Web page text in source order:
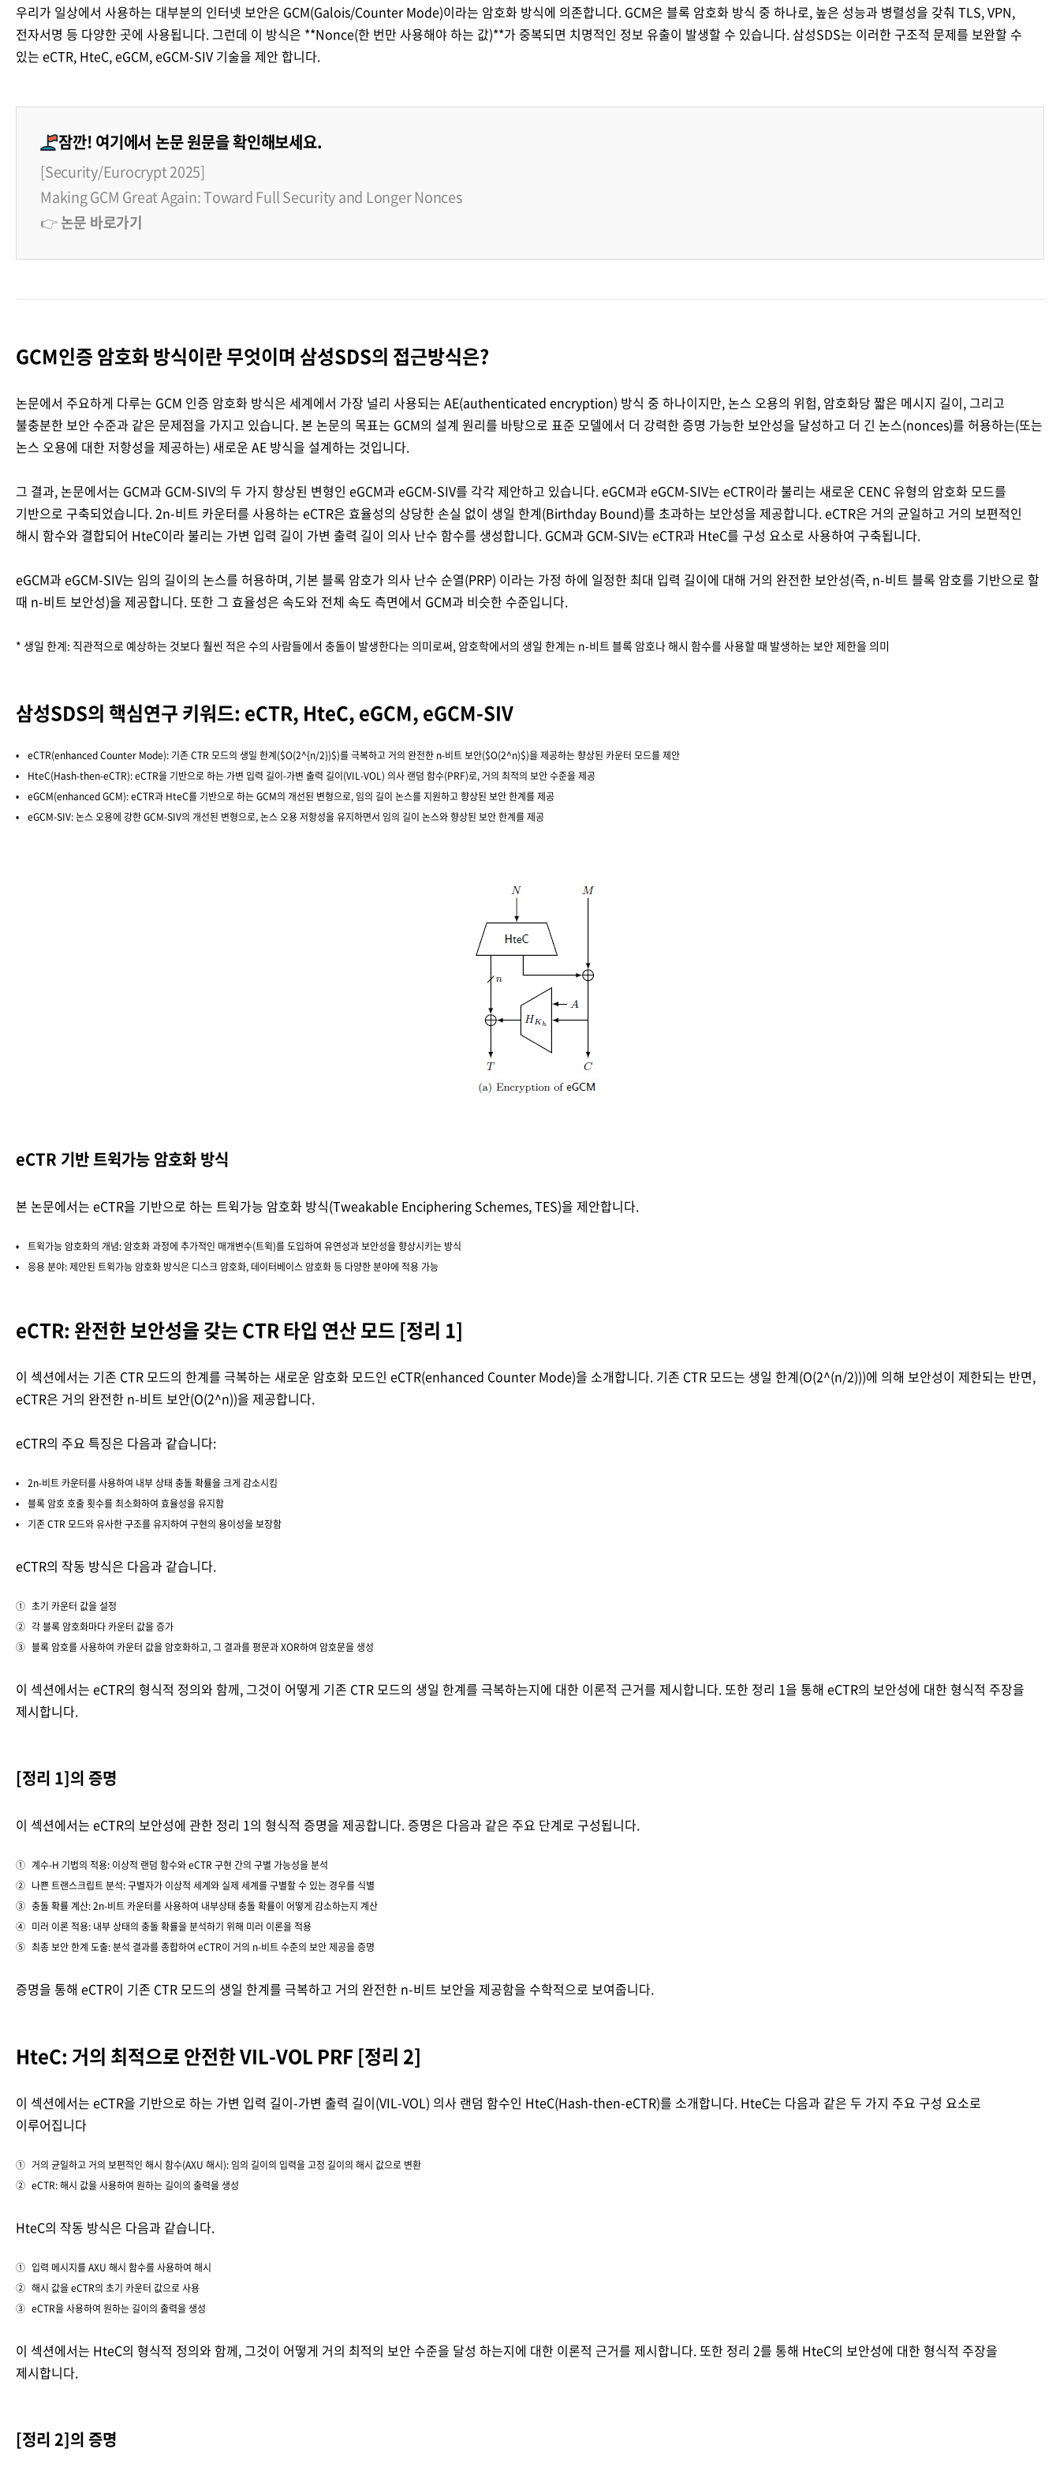
생성형 AI
AI 업무혁신
Samsung Cloud Platform
매니지드 서비스
GDC (Global Development Center)
업무 자동화
엔터프라이즈 애플리케이션
디지털 전환 서비스
디지털 전환 진단
디지털 금융
디지털 물류 혁신 스토리
글로벌 공급망
비전
CEO 소개
Awards & Recognition
재무정보
IR 행사 & 실적발표
FAQ
ESG 경영체계
환경/에너지 경영
동반성장
이슈와 팩트
미디어 갤러리
우리가 일상에서 사용하는 대부분의 인터넷 보안은 GCM(Galois/Counter Mode)이라는 암호화 방식에 의존합니다. GCM은 블록 암호화 방식 중 하나로, 높은 성능과 병렬성을 갖춰 TLS, VPN,
전자서명 등 다양한 곳에 사용됩니다. 그런데 이 방식은 **Nonce(한 번만 사용해야 하는 값)**가 중복되면 치명적인 정보 유출이 발생할 수 있습니다. 삼성SDS는 이러한 구조적 문제를 보완할 수
있는 eCTR, HteC, eGCM, eGCM-SIV 기술을 제안 합니다.
잠깐! 여기에서 논문 원문을 확인해보세요.
[Security/Eurocrypt 2025]
Making GCM Great Again: Toward Full Security and Longer Nonces
👉논문 바로가기
GCM인증 암호화 방식이란 무엇이며 삼성SDS의 접근방식은?
논문에서 주요하게 다루는 GCM 인증 암호화 방식은 세계에서 가장 널리 사용되는 AE(authenticated encryption) 방식 중 하나이지만, 논스 오용의 위험, 암호화당 짧은 메시지 길이, 그리고
불충분한 보안 수준과 같은 문제점을 가지고 있습니다. 본 논문의 목표는 GCM의 설계 원리를 바탕으로 표준 모델에서 더 강력한 증명 가능한 보안성을 달성하고 더 긴 논스(nonces)를 허용하는(또는
논스 오용에 대한 저항성을 제공하는) 새로운 AE 방식을 설계하는 것입니다.
그 결과, 논문에서는 GCM과 GCM-SIV의 두 가지 향상된 변형인 eGCM과 eGCM-SIV를 각각 제안하고 있습니다. eGCM과 eGCM-SIV는 eCTR이라 불리는 새로운 CENC 유형의 암호화 모드를
기반으로 구축되었습니다. 2n-비트 카운터를 사용하는 eCTR은 효율성의 상당한 손실 없이 생일 한계(Birthday Bound)를 초과하는 보안성을 제공합니다. eCTR은 거의 균일하고 거의 보편적인
해시 함수와 결합되어 HteC이라 불리는 가변 입력 길이 가변 출력 길이 의사 난수 함수를 생성합니다. GCM과 GCM-SIV는 eCTR과 HteC를 구성 요소로 사용하여 구축됩니다.
eGCM과 eGCM-SIV는 임의 길이의 논스를 허용하며, 기본 블록 암호가 의사 난수 순열(PRP) 이라는 가정 하에 일정한 최대 입력 길이에 대해 거의 완전한 보안성(즉, n-비트 블록 암호를 기반으로 할
때 n-비트 보안성)을 제공합니다. 또한 그 효율성은 속도와 전체 속도 측면에서 GCM과 비슷한 수준입니다.
* 생일 한계: 직관적으로 예상하는 것보다 훨씬 적은 수의 사람들에서 충돌이 발생한다는 의미로써, 암호학에서의 생일 한계는 n-비트 블록 암호나 해시 함수를 사용할 때 발생하는 보안 제한을 의미
삼성SDS의 핵심연구 키워드: eCTR, HteC, eGCM, eGCM-SIV
eCTR(enhanced Counter Mode): 기존 CTR 모드의 생일 한계($O(2^{n/2})$)를 극복하고 거의 완전한 n-비트 보안($O(2^n)$)을 제공하는 향상된 카운터 모드를 제안
HteC(Hash-then-eCTR): eCTR을 기반으로 하는 가변 입력 길이-가변 출력 길이(VIL-VOL) 의사 랜덤 함수(PRF)로, 거의 최적의 보안 수준을 제공
eGCM(enhanced GCM): eCTR과 HteC를 기반으로 하는 GCM의 개선된 변형으로, 임의 길이 논스를 지원하고 향상된 보안 한계를 제공
eGCM-SIV: 논스 오용에 강한 GCM-SIV의 개선된 변형으로, 논스 오용 저항성을 유지하면서 임의 길이 논스와 향상된 보안 한계를 제공
eCTR 기반 트윅가능 암호화 방식
본 논문에서는 eCTR을 기반으로 하는 트윅가능 암호화 방식(Tweakable Enciphering Schemes, TES)을 제안합니다.
트윅가능 암호화의 개념: 암호화 과정에 추가적인 매개변수(트윅)를 도입하여 유연성과 보안성을 향상시키는 방식
응용 분야: 제안된 트윅가능 암호화 방식은 디스크 암호화, 데이터베이스 암호화 등 다양한 분야에 적용 가능
eCTR: 완전한 보안성을 갖는 CTR 타입 연산 모드 [정리 1]
이 섹션에서는 기존 CTR 모드의 한계를 극복하는 새로운 암호화 모드인 eCTR(enhanced Counter Mode)을 소개합니다. 기존 CTR 모드는 생일 한계(O(2^(n/2)))에 의해 보안성이 제한되는 반면,
eCTR은 거의 완전한 n-비트 보안(O(2^n))을 제공합니다.
eCTR의 주요 특징은 다음과 같습니다:
2n-비트 카운터를 사용하여 내부 상태 충돌 확률을 크게 감소시킴
블록 암호 호출 횟수를 최소화하여 효율성을 유지함
기존 CTR 모드와 유사한 구조를 유지하여 구현의 용이성을 보장함
eCTR의 작동 방식은 다음과 같습니다.
초기 카운터 값을 설정
각 블록 암호화마다 카운터 값을 증가
블록 암호를 사용하여 카운터 값을 암호화하고, 그 결과를 평문과 XOR하여 암호문을 생성
이 섹션에서는 eCTR의 형식적 정의와 함께, 그것이 어떻게 기존 CTR 모드의 생일 한계를 극복하는지에 대한 이론적 근거를 제시합니다. 또한 정리 1을 통해 eCTR의 보안성에 대한 형식적 주장을
제시합니다.
[정리 1]의 증명
이 섹션에서는 eCTR의 보안성에 관한 정리 1의 형식적 증명을 제공합니다. 증명은 다음과 같은 주요 단계로 구성됩니다.
계수-H 기법의 적용: 이상적 랜덤 함수와 eCTR 구현 간의 구별 가능성을 분석
나쁜 트랜스크립트 분석: 구별자가 이상적 세계와 실제 세계를 구별할 수 있는 경우를 식별
충돌 확률 계산: 2n-비트 카운터를 사용하여 내부상태 충돌 확률이 어떻게 감소하는지 계산
미러 이론 적용: 내부 상태의 충돌 확률을 분석하기 위해 미러 이론을 적용
최종 보안 한계 도출: 분석 결과를 종합하여 eCTR이 거의 n-비트 수준의 보안 제공을 증명
증명을 통해 eCTR이 기존 CTR 모드의 생일 한계를 극복하고 거의 완전한 n-비트 보안을 제공함을 수학적으로 보여줍니다.
HteC: 거의 최적으로 안전한 VIL-VOL PRF [정리 2]
이 섹션에서는 eCTR을 기반으로 하는 가변 입력 길이-가변 출력 길이(VIL-VOL) 의사 랜덤 함수인 HteC(Hash-then-eCTR)를 소개합니다. HteC는 다음과 같은 두 가지 주요 구성 요소로
이루어집니다
거의 균일하고 거의 보편적인 해시 함수(AXU 해시): 임의 길이의 입력을 고정 길이의 해시 값으로 변환
eCTR: 해시 값을 사용하여 원하는 길이의 출력을 생성
HteC의 작동 방식은 다음과 같습니다.
입력 메시지를 AXU 해시 함수를 사용하여 해시
해시 값을 eCTR의 초기 카운터 값으로 사용
eCTR을 사용하여 원하는 길이의 출력을 생성
이 섹션에서는 HteC의 형식적 정의와 함께, 그것이 어떻게 거의 최적의 보안 수준을 달성 하는지에 대한 이론적 근거를 제시합니다. 또한 정리 2를 통해 HteC의 보안성에 대한 형식적 주장을
제시합니다.
[정리 2]의 증명